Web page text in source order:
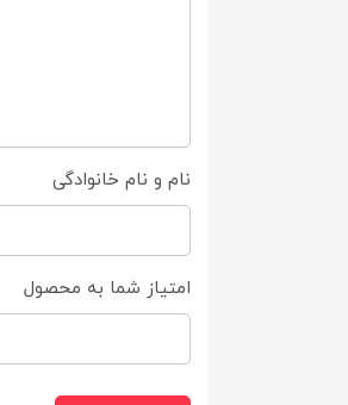
نام و نام خانوادگی
امتیاز شما به محصول